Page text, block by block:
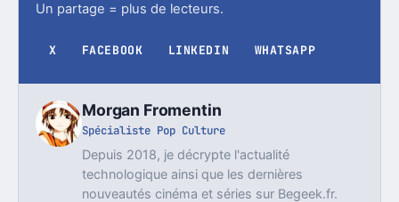
Un partage = plus de lecteurs.
X FACEBOOK LINKEDIN WHATSAPP
Morgan Fromentin
Spécialiste Pop Culture
Depuis 2018, je décrypte l'actualité
technologique ainsi que les dernières
nouveautés cinéma et séries sur Begeek.fr.